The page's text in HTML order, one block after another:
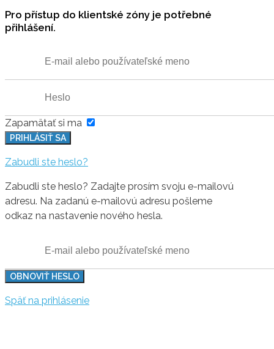
Pro přístup do klientské zóny je potřebné
přihlášení.
Zapamätať si ma
PRIHLÁSIŤ SA
Zabudli ste heslo?
Zabudli ste heslo? Zadajte prosím svoju e-mailovú
adresu. Na zadanú e-mailovú adresu pošleme
odkaz na nastavenie nového hesla.
OBNOVIŤ HESLO
Späť na prihlásenie